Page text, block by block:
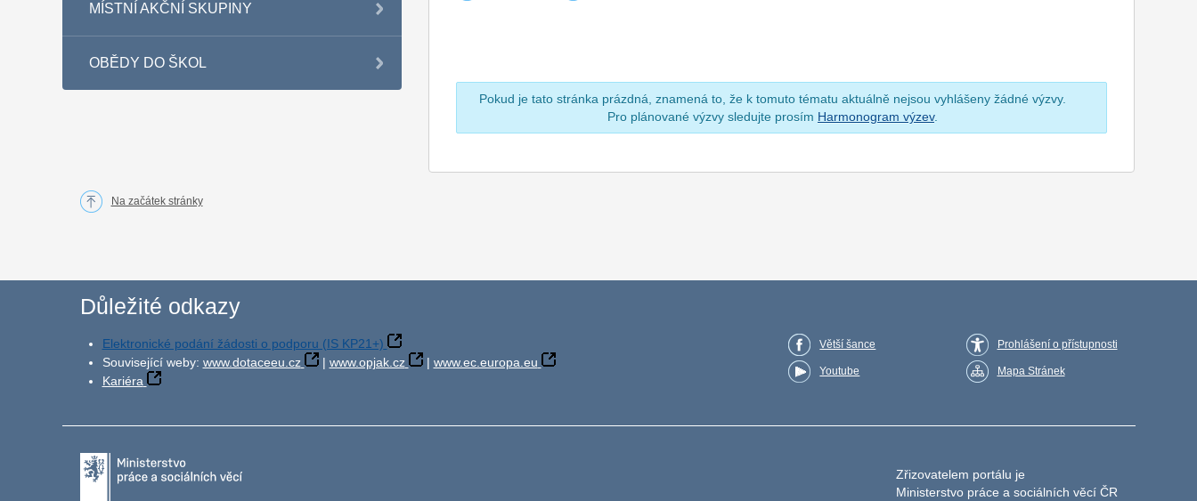
MÍSTNÍ AKČNÍ SKUPINY
OBĚDY DO ŠKOL
Pokud je tato stránka prázdná, znamená to, že k tomuto tématu aktuálně nejsou vyhlášeny žádné výzvy.
Pro plánované výzvy sledujte prosím Harmonogram výzev.
Na začátek stránky
Důležité odkazy
Elektronické podání žádosti o podporu (IS KP21+)
Související weby: www.dotaceeu.cz | www.opjak.cz | www.ec.europa.eu
Kariéra
Větší šance
Youtube
Prohlášení o přístupnosti
Mapa Stránek
Zřizovatelem portálu je
Ministerstvo práce a sociálních věcí ČR